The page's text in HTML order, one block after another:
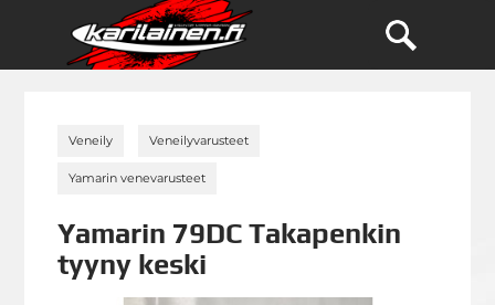
Veneily Veneilyvarusteet
Yamarin venevarusteet
Yamarin 79DC Takapenkin
tyyny keski